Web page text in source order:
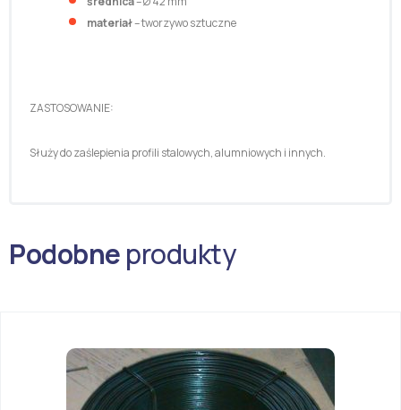
materiał– tworzywo sztuczne
ZASTOSOWANIE:
Służy do zaślepienia profili stalowych, alumniowych i innych.
Podobneprodukty